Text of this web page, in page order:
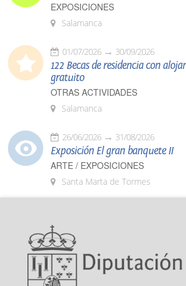
EXPOSICIONES
Salamanca
01/07/2026 30/09/2026
122 Becas de residencia con
gratuito
OTRAS ACTIVIDADES
Salamanca
26/06/2026 31/08/2026
Exposición El gran banquete II
ARTE / EXPOSICIONES
Santa Marta de Tormes